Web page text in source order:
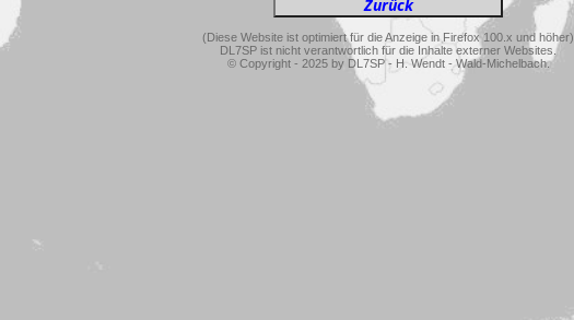
(Diese Website ist optimiert für die Anzeige in Firefox 100.x und höher)
DL7SP ist nicht verantwortlich für die Inhalte externer Websites.
© Copyright - 2025 by DL7SP - H. Wendt - Wald-Michelbach.